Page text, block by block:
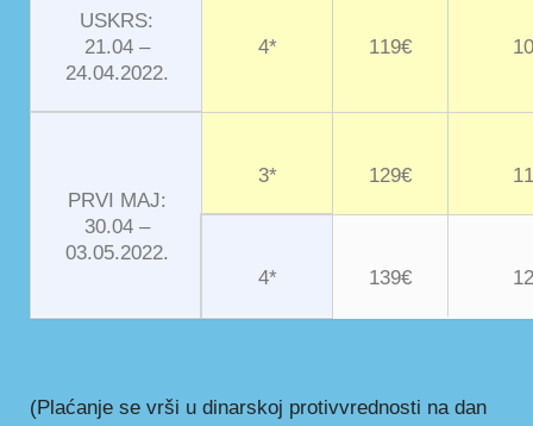
USKRS:
21.04 –
24.04.2022.
4* 119€
PRVI MAJ:
30.04 –
03.05.2022.
3* 129€
4* 139€
(Plaćanje se vrši u dinarskoj protivvrednosti na dan